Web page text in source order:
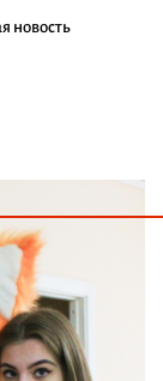
новость